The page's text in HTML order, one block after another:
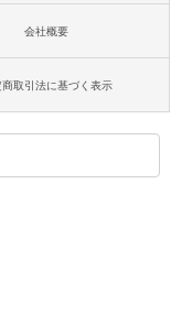
会社概要
商取引法に基づく表示